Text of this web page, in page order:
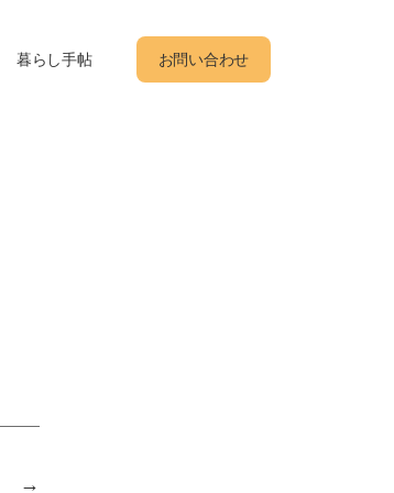
暮らし手帖 お問い合わせ
→